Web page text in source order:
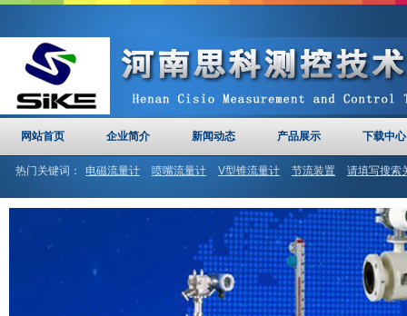
网站首页 企业简介 新闻动态 产品展示 下载中心
热门关键词： 电磁流量计 喷嘴流量计 V型锥流量计 节流装置 请填写搜索
计 河南思科 文丘里管